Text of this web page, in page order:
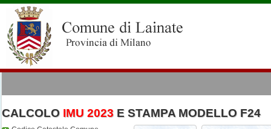
CALCOLO IMU 2023E STAMPA MODELLO F24